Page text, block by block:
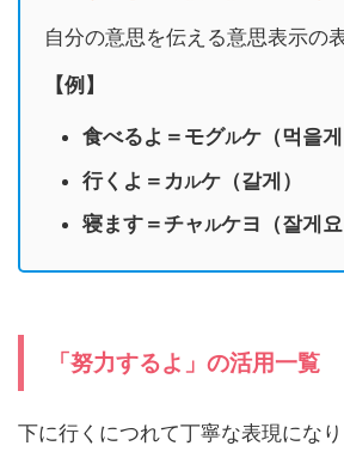
自分の意思を伝える意思表示の
【例】
食べるよ＝モグルケ（먹을게
行くよ＝カルケ（갈게）
寝ます＝チャルケヨ（잘게요
「努力するよ」の活用一覧
下に行くにつれて丁寧な表現にな